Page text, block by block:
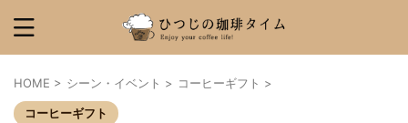
HOME > シーン・イベント > コーヒーギフト >
コーヒーギフト